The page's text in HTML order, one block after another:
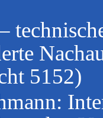
5152)